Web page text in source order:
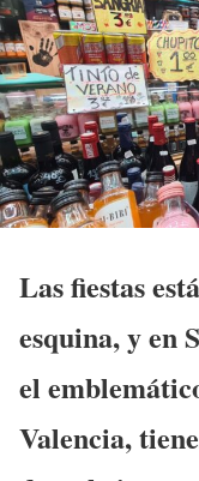
Las fiestas
esquina, y en
el
Valencia,